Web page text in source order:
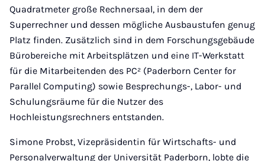
Quadratmeter große Rechnersaal, in dem der
Superrechner und dessen mögliche Ausbaustufen genug
Platz finden. Zusätzlich sind in dem Forschungsgebäude
Bürobereiche mit Arbeitsplätzen und eine IT-Werkstatt
für die Mitarbeitenden des PC² (Paderborn Center for
Parallel Computing) sowie Besprechungs-, Labor- und
Schulungsräume für die Nutzer des
Hochleistungsrechners entstanden.
Simone Probst, Vizepräsidentin für Wirtschafts- und
Personalverwaltung der Universität Paderborn, lobte die